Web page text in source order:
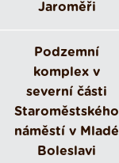
Jaroměři
Podzemní
komplex v
severní části
Staroměstského
náměstí v Mladé
Boleslavi